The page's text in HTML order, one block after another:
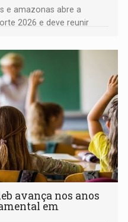
e amazonas abre a
2026 e deve reunir
avança nos anos
em